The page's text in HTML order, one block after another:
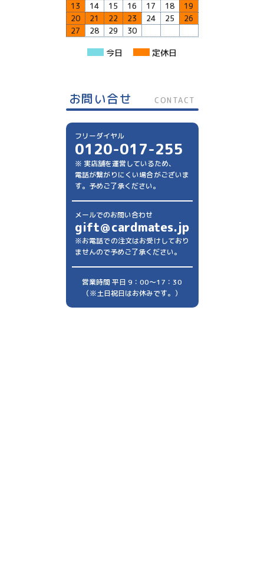
13
14 15 16 17 18
19
20
21 22 23 24 25
26
27
28 29 30
今日 定休日
CONTACT
お問い合せ
フリーダイヤル
0120-017-255
※ 実店舗を運営しているため、
電話が繋がりにくい場合がございま
す。予めご了承ください。
メールでのお問い合わせ
gift＠cardmates.jp
※お電話での注文はお受けしており
ませんので予めご了承ください。
営業時間 平日 9：00～17：30
（※土日祝日はお休みです。）